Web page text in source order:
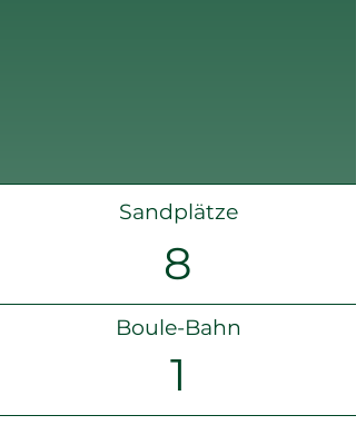
Sandplätze
8
Boule-Bahn
1